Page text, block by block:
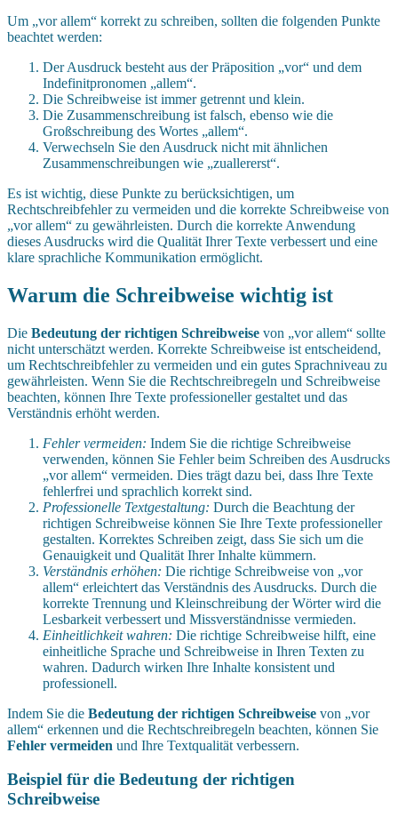
Um „vor allem“ korrekt zu schreiben, sollten die folgenden Punkte
beachtet werden:
Der Ausdruck besteht aus der Präposition „vor“ und dem
Indefinitpronomen „allem“.
Die Schreibweise ist immer getrennt und klein.
Die Zusammenschreibung ist falsch, ebenso wie die
Großschreibung des Wortes „allem“.
Verwechseln Sie den Ausdruck nicht mit ähnlichen
Zusammenschreibungen wie „zuallererst“.
Es ist wichtig, diese Punkte zu berücksichtigen, um
Rechtschreibfehler zu vermeiden und die korrekte Schreibweise von
„vor allem“ zu gewährleisten. Durch die korrekte Anwendung
dieses Ausdrucks wird die Qualität Ihrer Texte verbessert und eine
klare sprachliche Kommunikation ermöglicht.
Warum die Schreibweise wichtig ist
Die Bedeutung der richtigen Schreibweise von „vor allem“ sollte
nicht unterschätzt werden. Korrekte Schreibweise ist entscheidend,
um Rechtschreibfehler zu vermeiden und ein gutes Sprachniveau zu
gewährleisten. Wenn Sie die Rechtschreibregeln und Schreibweise
beachten, können Ihre Texte professioneller gestaltet und das
Verständnis erhöht werden.
Fehler vermeiden: Indem Sie die richtige Schreibweise
verwenden, können Sie Fehler beim Schreiben des Ausdrucks
„vor allem“ vermeiden. Dies trägt dazu bei, dass Ihre Texte
fehlerfrei und sprachlich korrekt sind.
Professionelle Textgestaltung: Durch die Beachtung der
richtigen Schreibweise können Sie Ihre Texte professioneller
gestalten. Korrektes Schreiben zeigt, dass Sie sich um die
Genauigkeit und Qualität Ihrer Inhalte kümmern.
Verständnis erhöhen: Die richtige Schreibweise von „vor
allem“ erleichtert das Verständnis des Ausdrucks. Durch die
korrekte Trennung und Kleinschreibung der Wörter wird die
Lesbarkeit verbessert und Missverständnisse vermieden.
Einheitlichkeit wahren: Die richtige Schreibweise hilft, eine
einheitliche Sprache und Schreibweise in Ihren Texten zu
wahren. Dadurch wirken Ihre Inhalte konsistent und
professionell.
Indem Sie die Bedeutung der richtigen Schreibweise von „vor
allem“ erkennen und die Rechtschreibregeln beachten, können Sie
Fehler vermeiden und Ihre Textqualität verbessern.
Beispiel für die Bedeutung der richtigen
Schreibweise